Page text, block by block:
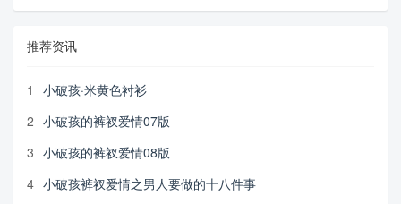
推荐资讯
1
小破孩·米黄色衬衫
2 小破孩的裤衩爱情07版
3 小破孩的裤衩爱情08版
4 小破孩裤衩爱情之男人要做的十八件事